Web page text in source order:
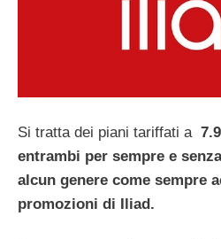
Si tratta dei piani tariffati a
entrambi per sempre e
alcun genere come sempre
promozioni di Iliad.